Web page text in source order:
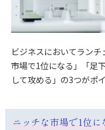
ビジネスにおいてラン
市場で1位になる」「足
して攻める」の3つがポ
ニッチな市場で1位に